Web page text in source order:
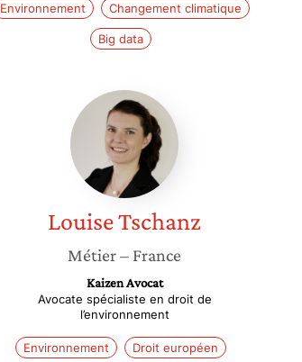
Environnement Changement climatique
Big data
Louise
Tschanz
LouiseTschanz
Métier– France
Kaizen Avocat
Avocate spécialiste en droit de
l’environnement
Environnement Droit européen